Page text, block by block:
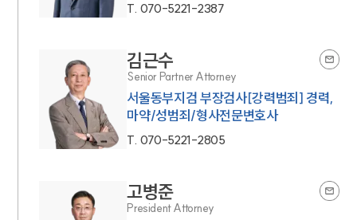
T. 070-5221-2387
김근수
Senior Partner Attorney
서울동부지검 부장검사[강력범죄] 경력,
마약/성범죄/형사전문변호사
T. 070-5221-2805
고병준
President Attorney